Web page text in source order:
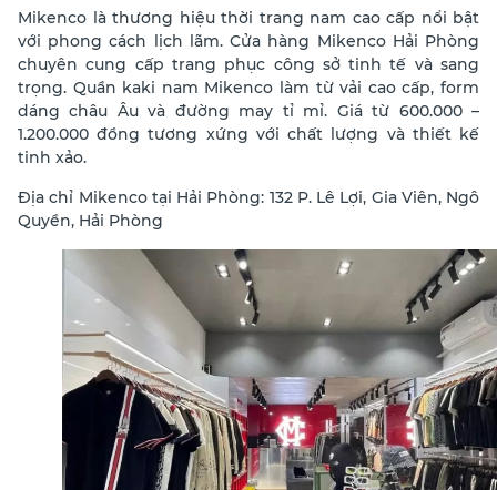
Mikenco là thương hiệu thời trang nam cao cấp nổi bật
với phong cách lịch lãm. Cửa hàng Mikenco Hải Phòng
chuyên cung cấp trang phục công sở tinh tế và sang
trọng. Quần kaki nam Mikenco làm từ vải cao cấp, form
dáng châu Âu và đường may tỉ mỉ. Giá từ 600.000 –
1.200.000 đồng tương xứng với chất lượng và thiết kế
tinh xảo.
Địa chỉ Mikenco tại Hải Phòng: 132 P. Lê Lợi, Gia Viên, Ngô
Quyền, Hải Phòng